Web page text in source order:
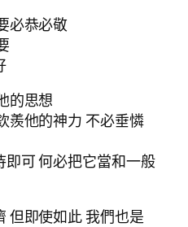
必恭必敬
的思想
羨他的神力 不必垂憐
可 何必把它當和一般
但即使如此 我們也是